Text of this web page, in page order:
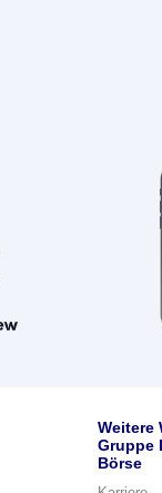
Weitere
Gruppe
Börse